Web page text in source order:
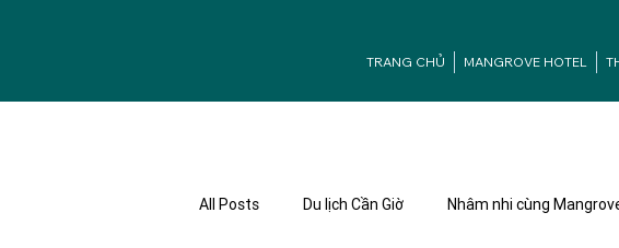
TRANG CHỦ MANGROVE HOTEL
All Posts Du lịch Cần Giờ Nhâm nhi cùng